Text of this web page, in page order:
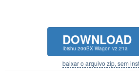
DOWNLOAD
Ibishu 200BX Wagon v2.21a
baixar o arquivo zip, sem